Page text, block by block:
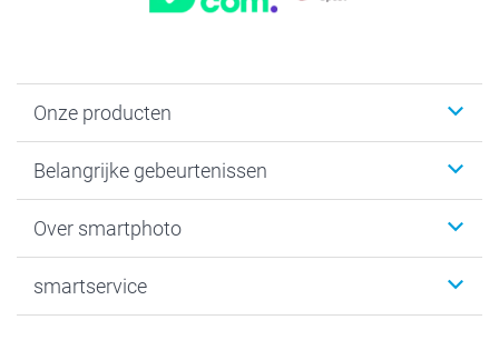
Onze producten
Fotogeschenken
Fotoprints, Fotoposter & Fotoalbum met fotoprints
MyNameBook
Belangrijke gebeurtenissen
Baby
Communie- en Lentefeest
Over smartphoto
Duurzaamheid
smartservice